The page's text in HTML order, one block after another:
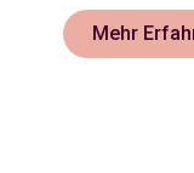
Mehr